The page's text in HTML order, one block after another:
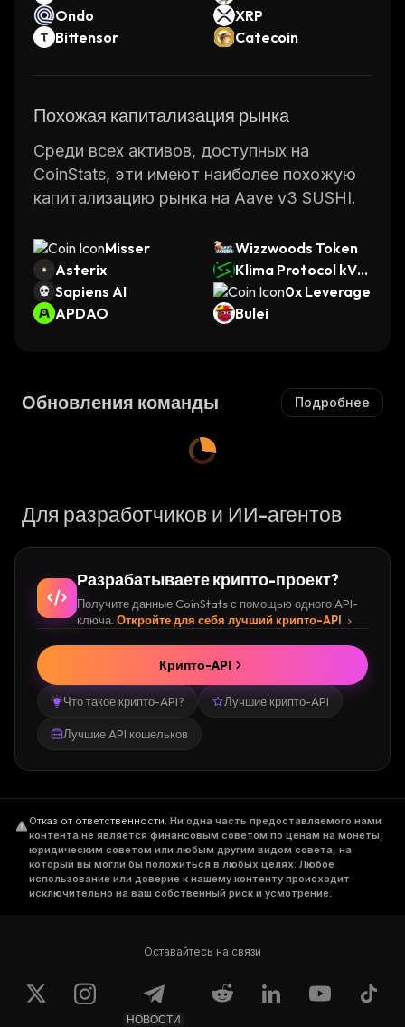
Ondo
XRP
Bittensor
Catecoin
Похожая капитализация рынка
Среди всех активов, доступных на
CoinStats, эти имеют наиболее похожую
капитализацию рынка на Aave v3 SUSHI.
Misser
Wizzwoods Token
Asterix
Klima Protocol kVC
M
Sapiens AI
0x Leverage
APDAO
Bulei
Обновления команды Подробнее
Для разработчиков и ИИ-агентов
Разрабатываете крипто-проект?
Получите данные CoinStats с помощью одного API-
ключа. Откройте для себя лучший крипто-API
Что такое крипто-API? Лучшие крипто-API
Лучшие API кошельков
Крипто-API
Отказ от ответственности. Ни одна часть предоставляемого нами
контента не является финансовым советом по ценам на монеты,
юридическим советом или любым другим видом совета, на
который вы могли бы положиться в любых целях. Любое
использование или доверие к нашему контенту происходит
исключительно на ваш собственный риск и усмотрение.
Оставайтесь на связи
НОВОСТИ